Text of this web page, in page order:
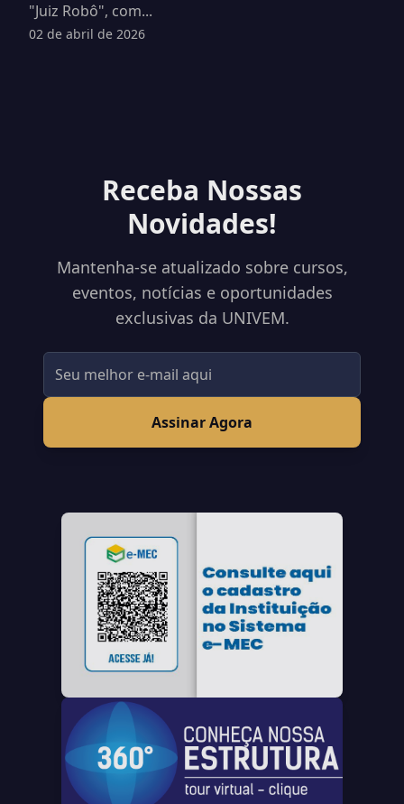
"Juiz Robô", com...
02 de abril de 2026
Receba Nossas
Novidades!
Mantenha-se atualizado sobre cursos,
eventos, notícias e oportunidades
exclusivas da UNIVEM.
Assinar Agora